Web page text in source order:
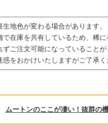
地色が変わる場合があります。
で在庫を共有しているため、稀
ずご注文可能になっていること
惑をおかけいたしますがご了承
ムートンのここが凄い！抜群の